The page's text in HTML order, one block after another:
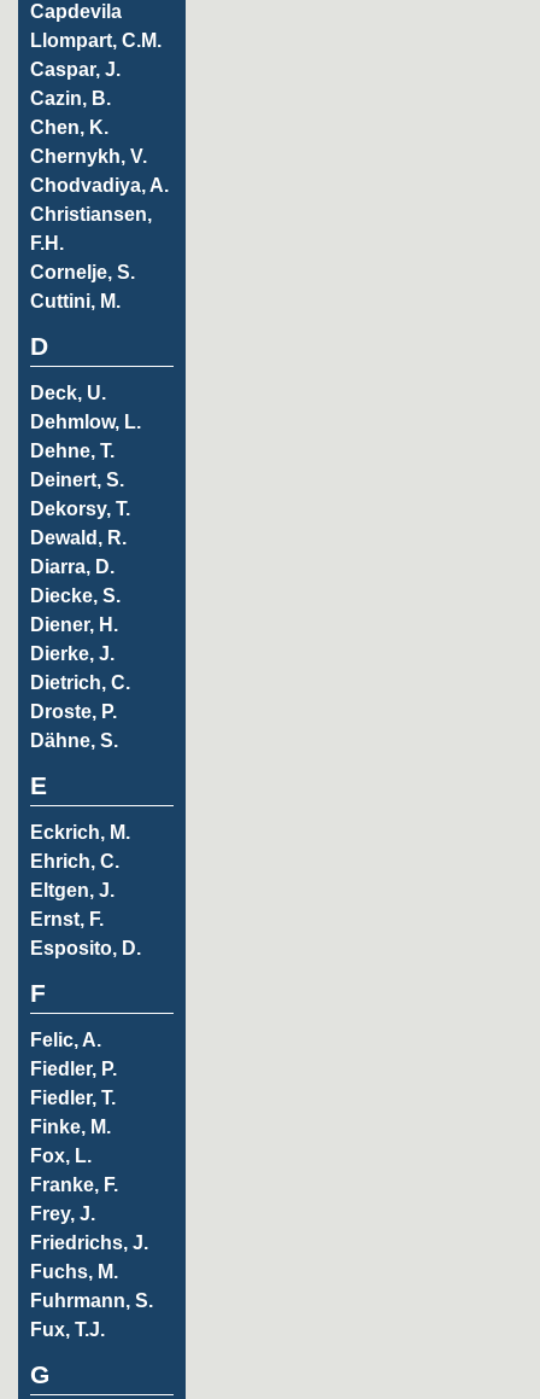
Capdevila
Llompart, C.M.
Caspar, J.
Cazin, B.
Chen, K.
Chernykh, V.
Chodvadiya, A.
Christiansen,
F.H.
Cornelje, S.
Cuttini, M.
D
Deck, U.
Dehmlow, L.
Dehne, T.
Deinert, S.
Dekorsy, T.
Dewald, R.
Diarra, D.
Diecke, S.
Diener, H.
Dierke, J.
Dietrich, C.
Droste, P.
Dähne, S.
E
Eckrich, M.
Ehrich, C.
Eltgen, J.
Ernst, F.
Esposito, D.
F
Felic, A.
Fiedler, P.
Fiedler, T.
Finke, M.
Fox, L.
Franke, F.
Frey, J.
Friedrichs, J.
Fuchs, M.
Fuhrmann, S.
Fux, T.J.
G